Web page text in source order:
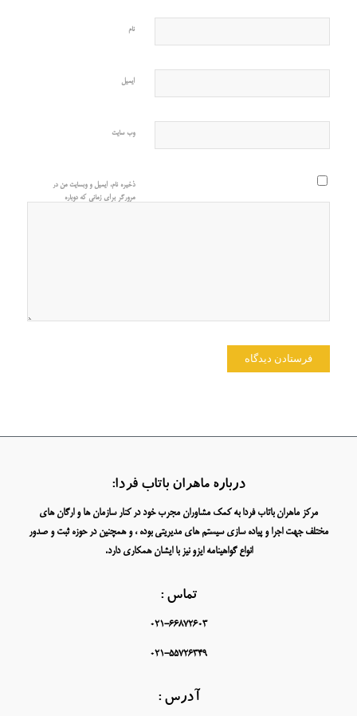
نام
ایمیل
وب‌ سایت
ذخیره نام، ایمیل و وبسایت من در
مرورگر برای زمانی که دوباره
درباره ماهران باتاب فردا:
مرکز ماهران باتاب فردا به کمک مشاوران مجرب خود در کنار سازمان ها و ارگان های
مختلف جهت اجرا و پیاده سازی سیستم های مدیریتی بوده ، و همچنین در حوزه ثبت و صدور
انواع گواهینامه ایزو نیز با ایشان همکاری دارد.
تماس :
021-66872603
021-55726349
آدرس :